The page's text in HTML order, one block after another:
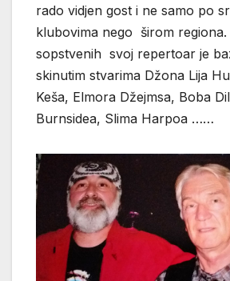
rado vidjen gost i ne samo po
klubovima nego širom
sopstvenih svoj repertoar je
skinutim stvarima Džona Lija
Keša, Elmora Džejmsa, Boba
Burnsidea, Slima Harpoa ……